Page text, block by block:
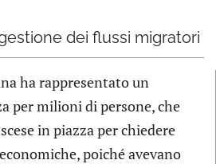
dei flussi migratori
ha rappresentato un
per milioni di persone, che
in piazza per chiedere
poiché avevano